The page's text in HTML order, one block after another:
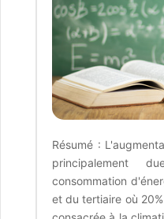
Résumé :
principalement
consommation
et du tertiaire où